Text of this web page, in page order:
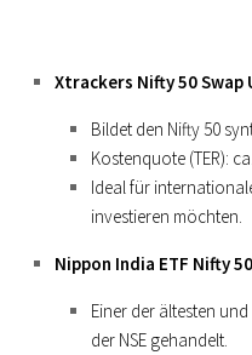
Xtrackers Nifty 50 Swap
Bildet den Nifty 50
Kostenquote (TER):
Ideal für
investieren möchten.
Nippon India ETF Nifty
Einer der ältesten
der NSE gehandelt.